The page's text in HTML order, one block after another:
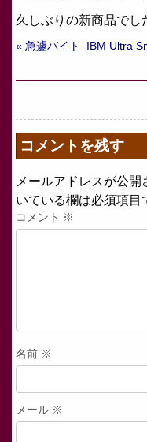
久しぶりの新商品でし
« 急遽バイト IBM Ultra
コメントを残す
メールアドレスが公開
いている欄は必須項目
コメント ※
名前 ※
メール ※